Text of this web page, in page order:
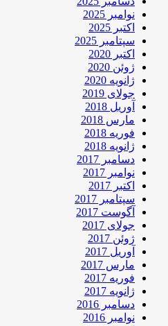
نوامبر 2025
اکتبر 2025
سپتامبر 2025
اکتبر 2020
ژوئن 2020
ژانویه 2020
جولای 2019
آوریل 2018
مارس 2018
فوریه 2018
ژانویه 2018
دسامبر 2017
نوامبر 2017
اکتبر 2017
سپتامبر 2017
آگوست 2017
جولای 2017
ژوئن 2017
آوریل 2017
مارس 2017
فوریه 2017
ژانویه 2017
دسامبر 2016
نوامبر 2016